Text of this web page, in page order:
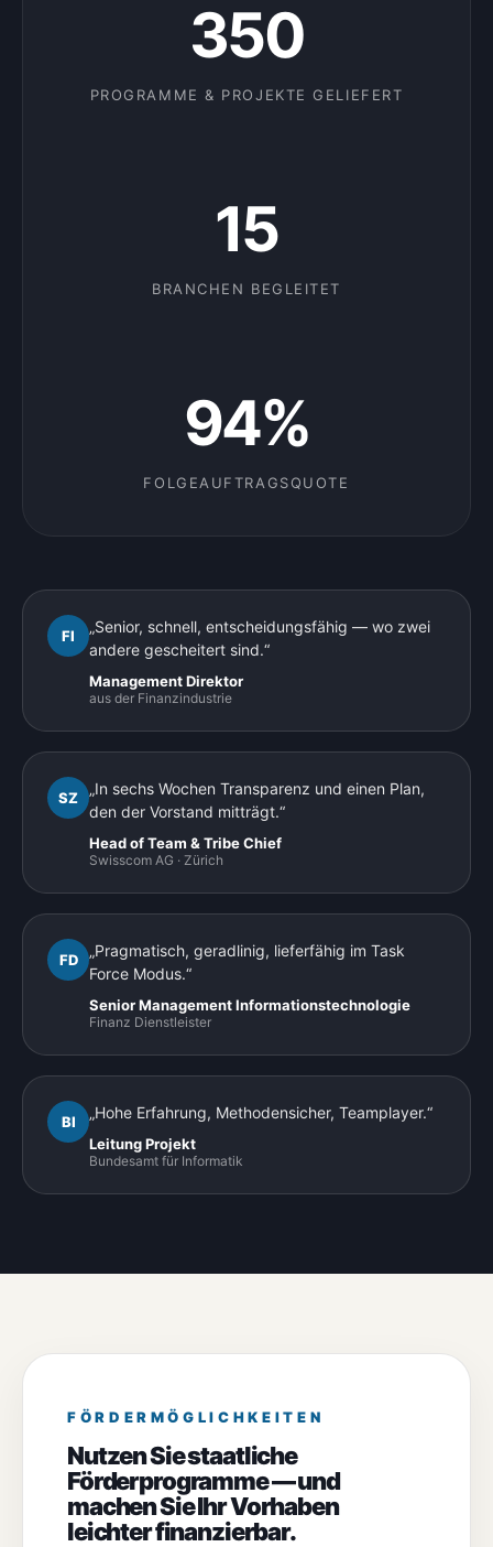
350
PROGRAMME & PROJEKTE GELIEFERT
15
BRANCHEN BEGLEITET
94%
FOLGEAUFTRAGSQUOTE
FI
„Senior, schnell, entscheidungsfähig — wo zwei
andere gescheitert sind.“
Management Direktor
aus der Finanzindustrie
SZ
„In sechs Wochen Transparenz und einen Plan,
den der Vorstand mitträgt.“
Head of Team & Tribe Chief
Swisscom AG · Zürich
FD
„Pragmatisch, geradlinig, lieferfähig im Task
Force Modus.“
Senior Management Informationstechnologie
Finanz Dienstleister
BI „Hohe Erfahrung, Methodensicher, Teamplayer.“
Leitung Projekt
Bundesamt für Informatik
FÖRDERMÖGLICHKEITEN
Nutzen Sie staatliche
Förderprogramme — und
machen Sie Ihr Vorhaben
leichter finanzierbar.